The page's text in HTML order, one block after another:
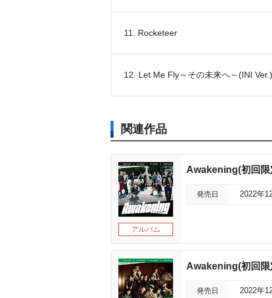
11. Rocketeer
12. Let Me Fly～その未来へ～(INI Ver.)
関連作品
アルバム
Awakening(初回限
発売日 2022年
Awakening(初回限
発売日 2022年